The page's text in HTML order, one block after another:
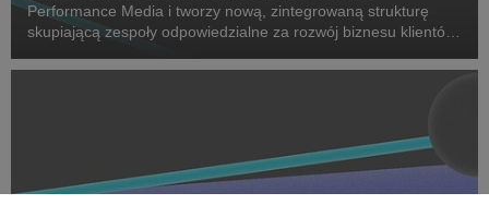
Performance Media i tworzy nową, zintegrowaną strukturę
skupiającą zespoły odpowiedzialne za rozwój biznesu klientów
Na czele nowego obszaru stanęła Marta Bińczyk jako H...